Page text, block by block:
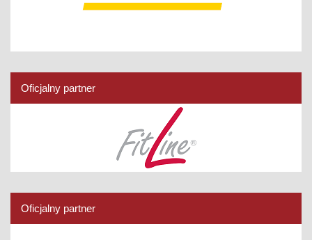
Oficjalny partner
Oficjalny partner